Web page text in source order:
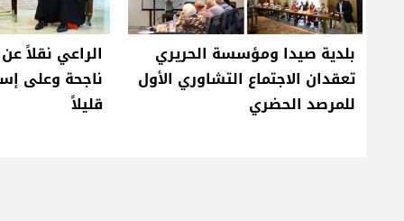
بلدية صيدا ومؤسسة الحريري
تعقدان الاجتماع التشاوري الأول
للمرصد الحضري
الراعي نقلاً
ناجحة وعلى
قليلاً